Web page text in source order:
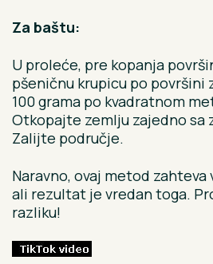
Za baštu:
U proleće, pre kopanja
pšeničnu krupicu po površini
100 grama po kvadratnom
Otkopajte zemlju zajedno sa
Zalijte područje.
Naravno, ovaj metod
ali rezultat je vredan toga.
razliku!